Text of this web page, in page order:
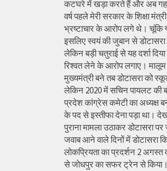
कटघरे में खड़ा करते हैं और अब
वर्ष पहले मेरी सरकार के शिक्षा
भ्रष्टाचार के आरोप लगे थे। चूंकि
इसलिए स्वयं की जुबान से डोटासरा
लेकिन बड़ी चतुराई से यह दर्शा
रिश्वत लेने के आरोप लगाए। मालूम
मुख्यमंत्री बने तब डोटासरा को
लेकिन 2020 में सचिन पायलट की
प्रदेश कांग्रेस कमेटी का अध्यक्ष
के पद से इस्तीफा देना पड़ा था।
पुराना मामला उठाकर डोटासरा
जवाब आने वाले दिनों में डोटासरा
लोकप्रियता का प्रदर्शन 2 अगस्त
से जोधपुर का सफर ट्रेन से